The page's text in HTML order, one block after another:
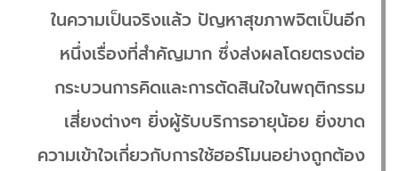
ในความเป็นจริงแล้ว ปัญหาสุขภาพจิตเป็นอีก
หนึ่งเรื่องที่สำคัญมาก ซึ่งส่งผลโดยตรงต่อ
กระบวนการคิดและการตัดสินใจในพฤติกรรม
เสี่ยงต่างๆ ยิ่งผู้รับบริการอายุน้อย ยิ่งขาด
ความเข้าใจเกี่ยวกับการใช้ฮอร์โมนอย่างถูกต้อง